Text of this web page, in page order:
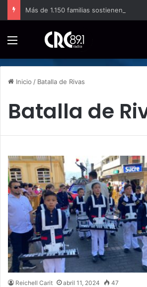
Inicio / Batalla de Rivas
Batalla de
Reichell Carit abril 11, 2024 47